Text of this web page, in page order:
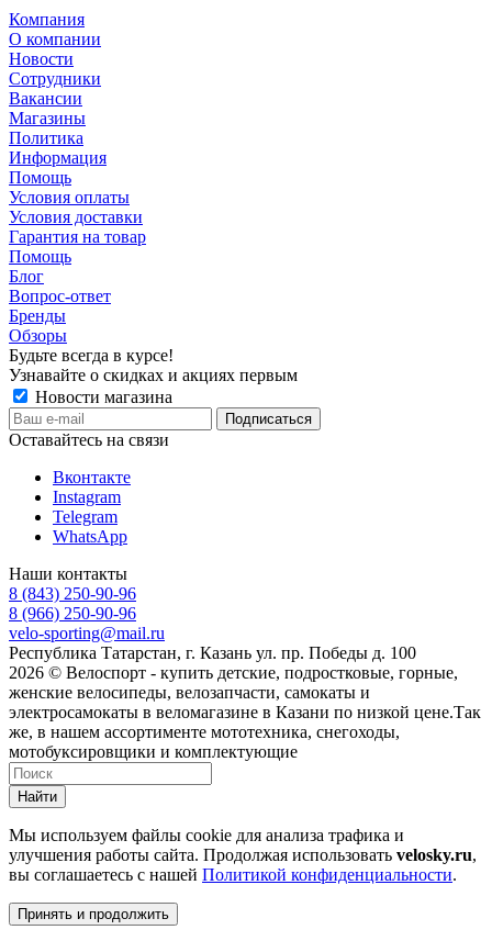
Компания
О компании
Новости
Сотрудники
Вакансии
Магазины
Политика
Информация
Помощь
Условия оплаты
Условия доставки
Гарантия на товар
Помощь
Блог
Вопрос-ответ
Бренды
Обзоры
Будьте всегда в курсе!
Узнавайте о скидках и акциях первым
Новости магазина
Оставайтесь на связи
Вконтакте
Instagram
Telegram
WhatsApp
Наши контакты
8 (843) 250-90-96
8 (966) 250-90-96
velo-sporting@mail.ru
Республика Татарстан, г. Казань ул. пр. Победы д. 100
2026 © Велоспорт - купить детские, подростковые, горные,
женские велосипеды, велозапчасти, самокаты и
электросамокаты в веломагазине в Казани по низкой цене.Так
же, в нашем ассортименте мототехника, снегоходы,
мотобуксировщики и комплектующие
Найти
Мы используем файлы cookie для анализа трафика и
улучшения работы сайта. Продолжая использовать velosky.ru,
вы соглашаетесь с нашей Политикой конфиденциальности.
Принять и продолжить